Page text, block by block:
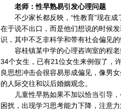
老师：性早熟易引发心理问题
不少家长都反映，“性教育”现在成
在于说不出口，而是他们想说的时候
识，其中不乏非科学和带有社会偏见的
容桂镇某中学的心理咨询室的程老
34个女生，已有21位女生来例假了，
良思想冲击会很容易形成偏见，像男
的人际交往和以后婚姻观念。
儿童性早熟如果不加以恰当引导，
困扰，出现学习思考能力下降，注意